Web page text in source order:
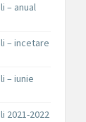
– anual
– incetare
– iunie
2021-2022